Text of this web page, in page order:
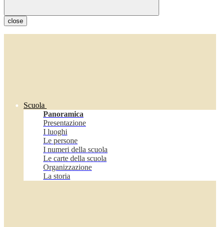
close
Scuola
Panoramica
Presentazione
I luoghi
Le persone
I numeri della scuola
Le carte della scuola
Organizzazione
La storia